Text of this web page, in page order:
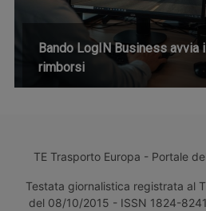
Bando LogIN Business avvia i
rimborsi
TE Trasporto Europa - Portale
Testata giornalistica registrata al
del 08/10/2015 - ISSN 1824-